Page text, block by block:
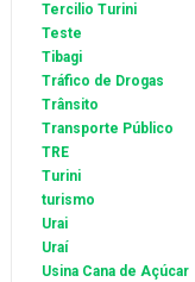
Tercilio Turini
Teste
Tibagi
Tráfico de Drogas
Trânsito
Transporte Público
TRE
Turini
turismo
Urai
Uraí
Usina Cana de Açúcar